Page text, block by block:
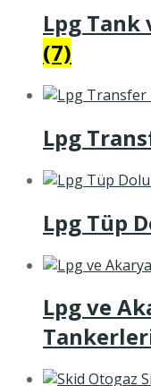
Lpg Tank
(7)
Lpg
Lpg Tüp
Lpg ve